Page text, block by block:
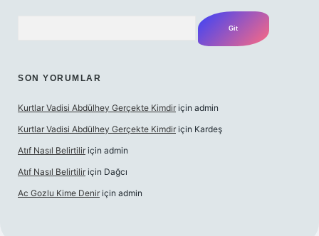
SON YORUMLAR
Kurtlar Vadisi Abdülhey Gerçekte Kimdir için admin
Kurtlar Vadisi Abdülhey Gerçekte Kimdir için Kardeş
Atıf Nasıl Belirtilir için admin
Atıf Nasıl Belirtilir için Dağcı
Ac Gozlu Kime Denir için admin